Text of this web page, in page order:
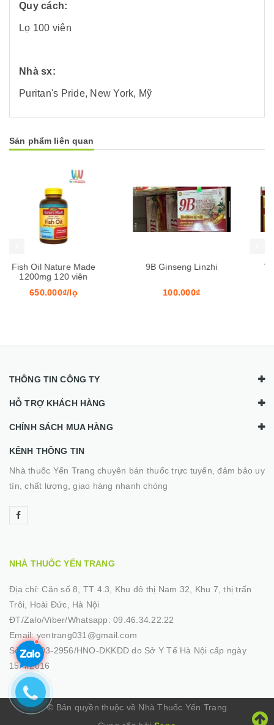
Quy cách:
Lọ 100 viên
Nhà sx:
Puritan's Pride, New York, Mỹ
Sản phẩm liên quan
9B Ginseng Linzhi
100.000₫
Viên Uống 9B Ginseng
100.000₫/hộp
Mua hàng
THÔNG TIN CÔNG TY
HỖ TRỢ KHÁCH HÀNG
CHÍNH SÁCH MUA HÀNG
KÊNH THÔNG TIN
Nhà thuốc Yến Trang chuyên bán thuốc trực tuyến, đảm bảo uy
tín, chất lượng, giao hàng nhanh chóng
NHÀ THUỐC YẾN TRANG
Địa chỉ:Căn số 8, TT 4.3, Khu đô thị Nam 32, Khu 7, thị trấn
Trôi, Hoài Đức, Hà Nội
ĐT/Zalo/Viber/Whatsapp: 09.46.34.22.22
Email:yentrang031@gmail.com
Số GP:03-2956/HNO-DKKDD do Sở Y Tế Hà Nội cấp ngày
15/4/2016
© Bản quyền thuộc về Nhà Thuốc Yến Trang